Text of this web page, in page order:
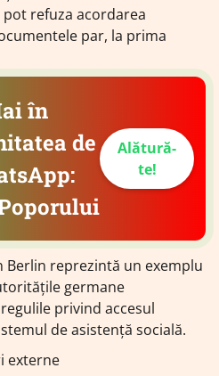
refuza acordarea
par, la prima
în
de
Alătură-
te!
Berlin reprezintă un exemplu
germane
privind accesul
de asistență socială.
externe